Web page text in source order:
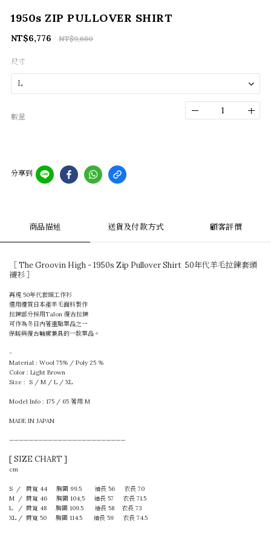
1950s ZIP PULLOVER SHIRT
NT$9,680
NT$6,776
尺寸
數量
分享到
商品描述 送貨及付款方式 顧客評價
［ The Groovin High - 1950s Zip Pullover Shirt 50年代羊毛拉鍊套頭
襯衫 ］
再現 50年代套頭工作衫
選用優質日本產羊毛面料製作
拉鍊部分採用Talon 復古拉鍊
可作為冬日內著重點單品之一
保暖與復古輪廓兼具的一款單品。
-
Material : Wool 75% / Poly 25 %
Color : Light Brown
Size : S / M / L / XL
Model Info : 175 / 65 著用 M
MADE IN JAPAN
————————————————————————
[ SIZE CHART ]
cm
S / 肩寬 44 胸圍 99.5 袖長 56 衣長 70
M / 肩寬 46 胸圍 104,5 袖長 57 衣長 71.5
L / 肩寬 48 胸圍 109.5 袖長 58 衣長 73
XL / 肩寬 50 胸圍 114.5 袖長 59 衣長 74.5